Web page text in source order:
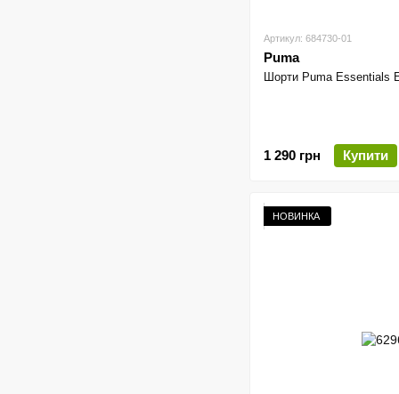
Артикул: 684730-01
Puma
Шорти Puma Essentials
1 290 грн Купити
НОВИНКА